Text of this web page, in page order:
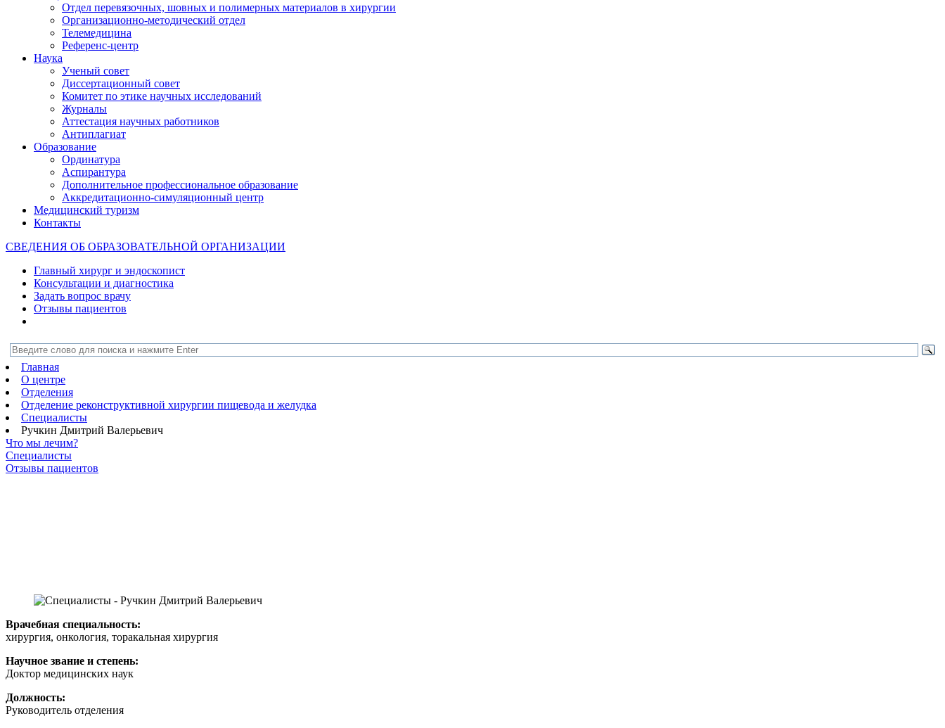
Отдел перевязочных, шовных и полимерных материалов в хирургии
Организационно-методический отдел
Телемедицина
Референс-центр
Наука
Ученый совет
Диссертационный совет
Комитет по этике научных исследований
Журналы
Аттестация научных работников
Антиплагиат
Образование
Ординатура
Аспирантура
Дополнительное профессиональное образование
Аккредитационно-симуляционный центр
Медицинский туризм
Контакты
СВЕДЕНИЯ ОБ ОБРАЗОВАТЕЛЬНОЙ ОРГАНИЗАЦИИ
Главный хирург и эндоскопист
Консультации и диагностика
Задать вопрос врачу
Отзывы пациентов
Главная
О центре
Отделения
Отделение реконструктивной хирургии пищевода и желудка
Специалисты
Ручкин Дмитрий Валерьевич
Что мы лечим?
Специалисты
Отзывы пациентов
Врачебная специальность:
хирургия, онкология, торакальная хирургия
Научное звание и степень:
Доктор медицинских наук
Должность:
Руководитель отделения